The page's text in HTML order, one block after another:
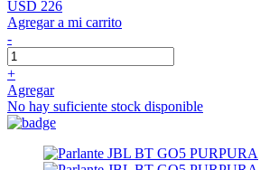
USD 226
Agregar a mi carrito
-
+
Agregar
No hay suficiente stock disponible